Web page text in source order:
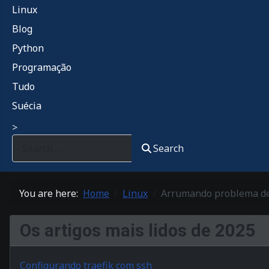
Linux
Blog
Python
Programação
Tudo
Suécia
>
Search
You are here: Home Linux Arrumando problema
Os artigos mais lidos de 2025
Configurando traefik com ssh